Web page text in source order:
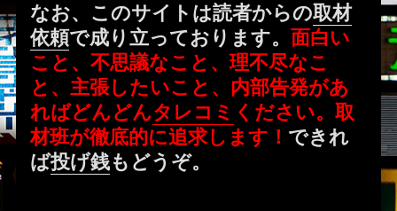
なお、このサイトは読者からの取材
依頼で成り立っております。面白い
こと、不思議なこと、理不尽なこ
と、主張したいこと、内部告発があ
ればどんどんタレコミ ください。取
材班が徹底的に追求します！ できれ
ば投げ銭もどうぞ。